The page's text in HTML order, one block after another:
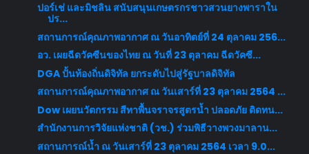
ปอร์เช่ และมิชลิน สนับสนุนเกษตรกรชาวสวนยางพาราใน
ปร...
สถานการณ์คุณภาพอากาศ ณ วันอาทิตย์ที่ 24 ตุลาคม 256...
อว. เผยฉีดวัคซีนของไทย ณ วันที่ 23 ตุลาคม ฉีดวัคซี...
DGA ปั้นท้องถิ่นดิจิทัล ยกระดับไปสู่รัฐบาลดิจิทัล
สถานการณ์คุณภาพอากาศ ณ วันเสาร์ที่ 23 ตุลาคม 2564 ...
Dow เผยนวัตกรรม สีทาพื้นจราจรสูตรน้ำ ปลอดภัย ติดทน...
สำนักงานการวิจัยแห่งชาติ (วช.) ร่วมพิธีวางพวงมาลาน...
สถานการณ์น้ำ ณ วันเสาร์ที่ 23 ตุลาคม 2564 เวลา 9.0...